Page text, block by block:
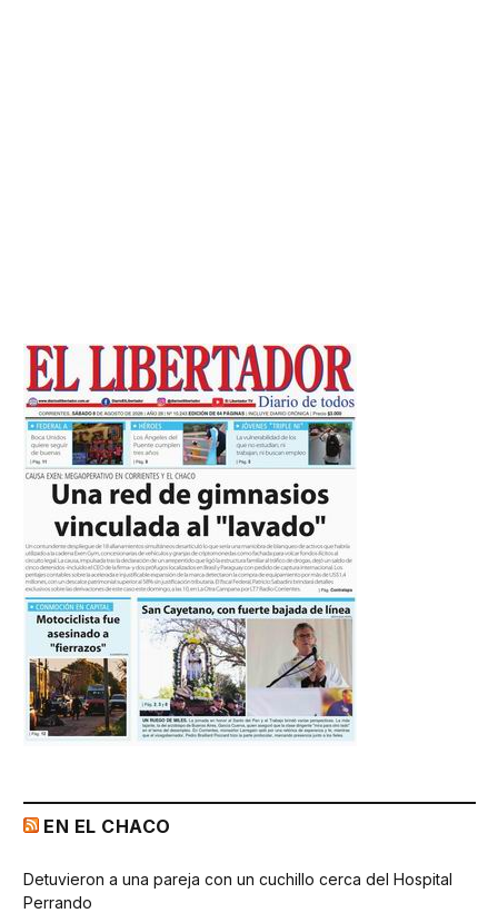
EN EL CHACO
Detuvieron a una pareja con un cuchillo cerca del Hospital
Perrando